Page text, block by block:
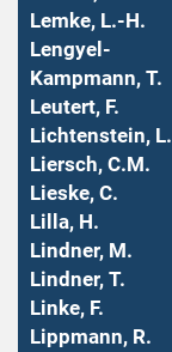
Lemke, L.-H.
Lengyel-
Kampmann, T.
Leutert, F.
Lichtenstein, L.
Liersch, C.M.
Lieske, C.
Lilla, H.
Lindner, M.
Lindner, T.
Linke, F.
Lippmann, R.